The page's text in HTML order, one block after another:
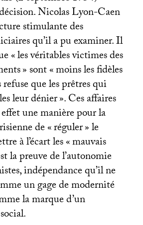
Nicolas Lyon-Caen
stimulante des
qu’il a pu examiner. Il
«les véritables victimes des
» sont «moins les fidèles
refuse que les prêtres qui
leur dénier». Ces affaires
une manière pour la
de «réguler» le
à l’écart les «mauvais
la preuve de l’autonomie
indépendance qu’il ne
un gage de modernité
la marque d’un